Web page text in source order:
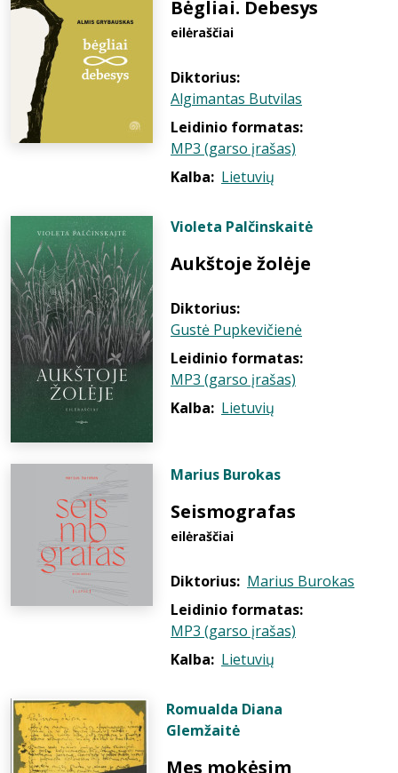
Bėgliai. Debesys
eilėraščiai
Diktorius:
Algimantas Butvilas
Leidinio formatas:
MP3 (garso įrašas)
Kalba: Lietuvių
Violeta Palčinskaitė
Aukštoje žolėje
Diktorius:
Gustė Pupkevičienė
Leidinio formatas:
MP3 (garso įrašas)
Kalba: Lietuvių
Marius Burokas
Seismografas
eilėraščiai
Diktorius: Marius Burokas
Leidinio formatas:
MP3 (garso įrašas)
Kalba: Lietuvių
Romualda Diana
Glemžaitė
Mes mokėsim